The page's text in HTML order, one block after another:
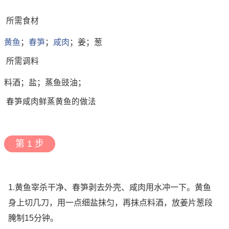
所需食材
黄鱼 ； 春笋； 咸肉 ；姜；葱
所需调料
料酒；盐；蒸鱼豉油；
春笋咸肉鲜蒸黄鱼的做法
第 1 步
1.黄鱼宰杀干净、春笋剥去外壳、咸肉用水冲一下。黄鱼
身上切几刀，用一点细盐抹匀，再抹点料酒，放姜片葱段
腌制15分钟。